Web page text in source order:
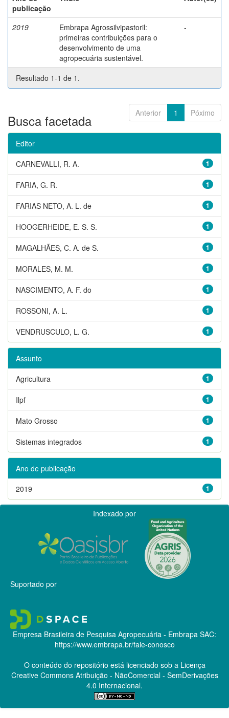
publicação
2019
Embrapa Agrossilvipastoril:
primeiras contribuições para o
desenvolvimento de uma
agropecuária sustentável.
-
Resultado 1-1 de 1.
Anterior 1 Póximo
Busca facetada
Editor
1
CARNEVALLI, R. A.
1
FARIA, G. R.
1
FARIAS NETO, A. L. de
1
HOOGERHEIDE, E. S. S.
1
MAGALHÃES, C. A. de S.
1
MORALES, M. M.
1
NASCIMENTO, A. F. do
1
ROSSONI, A. L.
1
VENDRUSCULO, L. G.
Assunto
1
Agricultura
1
Ilpf
1
Mato Grosso
1
Sistemas integrados
Ano de publicação
1
2019
Indexado por
Suportado por
Empresa Brasileira de Pesquisa Agropecuária - Embrapa SAC:
https://www.embrapa.br/fale-conosco
O conteúdo do repositório está licenciado sob a Licença
Creative CommonsAtribuição - NãoComercial - SemDerivações
4.0 Internacional.